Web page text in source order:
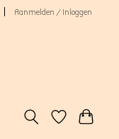
Aanmelden / Inloggen